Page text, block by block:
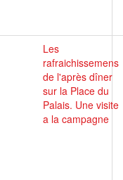
Les
rafraichissemens
de l'après dîner
sur la Place du
Palais. Une visite
a la campagne